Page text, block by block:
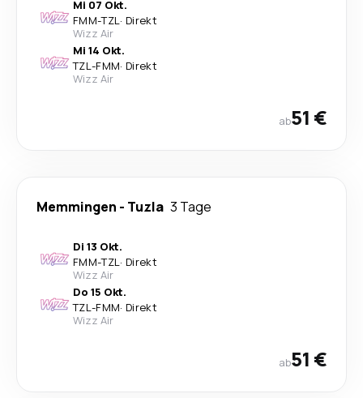
Mi 07 Okt.
FMM-TZL· Direkt
Wizz Air
Mi 14 Okt.
TZL-FMM· Direkt
Wizz Air
ab51 €
Memmingen - Tuzla 3 Tage
Di 13 Okt.
FMM-TZL· Direkt
Wizz Air
Do 15 Okt.
TZL-FMM· Direkt
Wizz Air
ab51 €